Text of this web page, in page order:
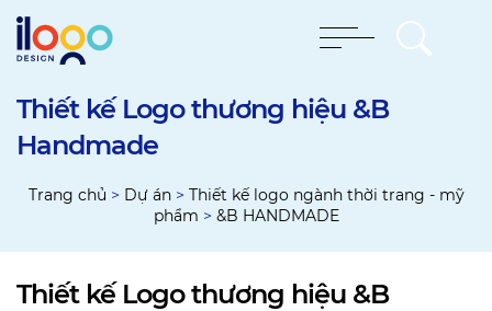
Thiết kế Logo thương hiệu &B
Handmade
Trang chủ > Dự án> Thiết kế logo ngành thời trang - mỹ
phẩm > &B HANDMADE
Thiết kế Logo thương hiệu &B